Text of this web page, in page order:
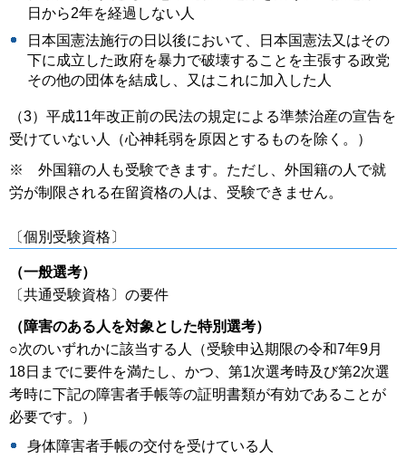
日から2年を経過しない人
日本国憲法施行の日以後において、日本国憲法又はその
下に成立した政府を暴力で破壊することを主張する政党
その他の団体を結成し、又はこれに加入した人
（3）平成11年改正前の民法の規定による準禁治産の宣告を
受けていない人（心神耗弱を原因とするものを除く。）
※ 外国籍の人も受験できます。ただし、外国籍の人で就
労が制限される在留資格の人は、受験できません。
〔個別受験資格〕
（一般選考）
〔共通受験資格〕の要件
（障害のある人を対象とした特別選考）
○次のいずれかに該当する人（受験申込期限の令和7年9月
18日までに要件を満たし、かつ、第1次選考時及び第2次選
考時に下記の障害者手帳等の証明書類が有効であることが
必要です。）
身体障害者手帳の交付を受けている人